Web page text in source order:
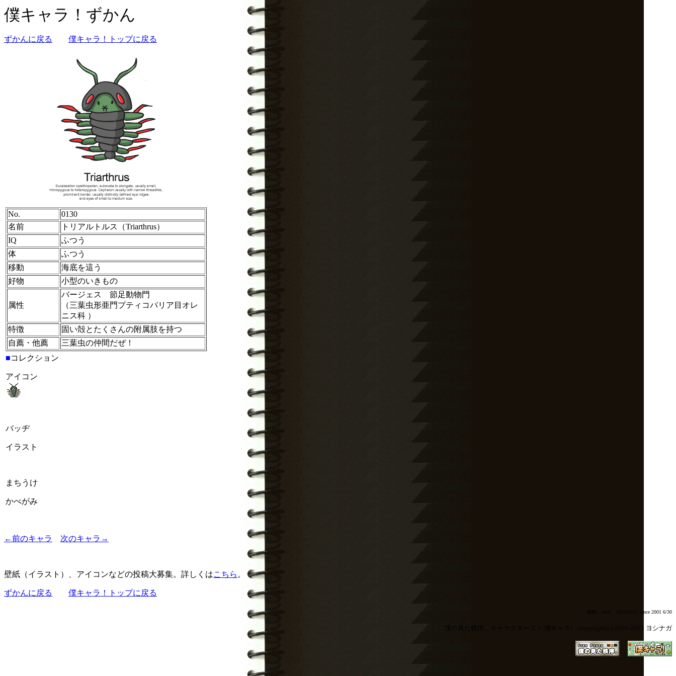
僕キャラ！ずかん
ずかんに戻る 僕キャラ！トップに戻る
No.
0130
名前
トリアルトルス（Triarthrus）
IQ
ふつう
体
ふつう
移動
海底を這う
好物
小型のいきもの
属性
バージェス 節足動物門
（三葉虫形亜門プティコパリア目オレ
ニス科 ）
特徴
固い殻とたくさんの附属肢を持つ
自薦・他薦
三葉虫の仲間だぜ！
■コレクション
アイコン
バッヂ
イラスト
まちうけ
かべがみ
←前のキャラ 次のキャラ→
壁紙（イラスト）、アイコンなどの投稿大募集。詳しくはこちら 。
ずかんに戻る 僕キャラ！トップに戻る
僕秩。total 182165225 since 2001 6/30
僕の見た秩序。キャラクターズ！ 僕キャラ! copyright(c) 2001-2003 ヨシナガ